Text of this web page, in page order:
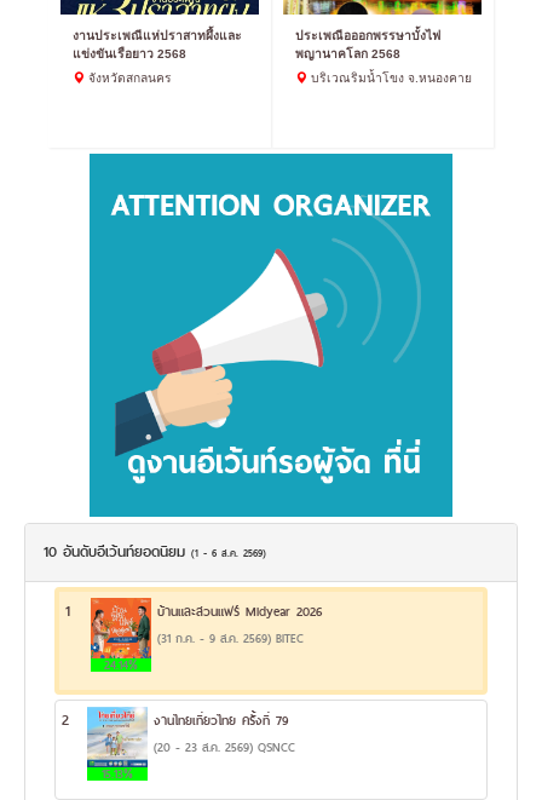
งานประเพณีแห่ปราสาทผึ้งและ
แข่งขันเรือยาว 2568
จังหวัดสกลนคร
ประเพณีอออกพรรษาบั้งไฟ
พญานาคโลก 2568
บริเวณริมน้ำโขง จ.หนองคาย
10 อันดับอีเว้นท์ยอดนิยม (1 - 6 ส.ค. 2569)
1
24.14%
บ้านและสวนแฟร์ Midyear 2026
(31 ก.ค. - 9 ส.ค. 2569) BITEC
2
15.13%
งานไทยเที่ยวไทย ครั้งที่ 79
(20 - 23 ส.ค. 2569) QSNCC